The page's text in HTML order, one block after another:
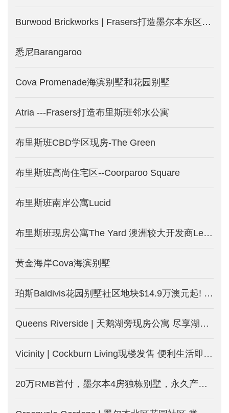
Burwood Brickworks | Frasers打造墨尔本东区Burwood城中城-墨尔本新楼盘发售
悉尼Barangaroo
Cova Promenade海滨别墅和花园别墅
Atria ---Frasers打造布里斯班邻水公寓
布里斯班CBD学区现房-The Green
布里斯班高尚住宅区--Coorparoo Square
布里斯班南岸公寓Lucid
布里斯班现房公寓The Yard 澳洲较大开发商Lendlease打造
黄金海岸Cova海滨别墅
珀斯Baldivis花园别墅社区地块$14.9万澳元起! 土地别墅套餐$31.9万澳元起！租金回报达5%! 均免海外人士附加税！
Queens Riverside | 天鹅湖旁现房公寓 尽享湖边度假式生活
Vicinity | Cockburn Living现楼发售 便利生活即日起
20万RMB首付，墨尔本4房独栋别墅，永久产权的土地